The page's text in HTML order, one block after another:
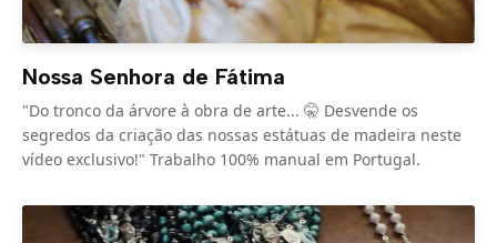
Nossa Senhora de Fátima
"Do tronco da árvore à obra de arte... 🤫 Desvende os
segredos da criação das nossas estátuas de madeira neste
vídeo exclusivo!" Trabalho 100% manual em Portugal.